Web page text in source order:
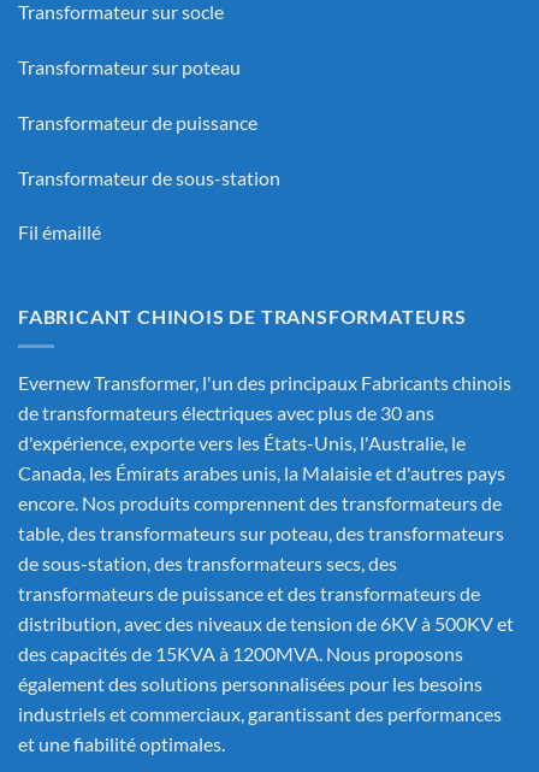
Transformateur sur socle
Transformateur sur poteau
Transformateur de puissance
Transformateur de sous-station
Fil émaillé
FABRICANT CHINOIS DE TRANSFORMATEURS
Evernew Transformer, l'un des principaux Fabricants chinois
de transformateurs électriquesavec plus de 30 ans
d'expérience, exporte vers les États-Unis, l'Australie, le
Canada, les Émirats arabes unis, la Malaisie et d'autres pays
encore. Nos produits comprennent des transformateurs de
table, des transformateurs sur poteau, des transformateurs
de sous-station, des transformateurs secs, des
transformateurs de puissance et des transformateurs de
distribution, avec des niveaux de tension de 6KV à 500KV et
des capacités de 15KVA à 1200MVA. Nous proposons
également des solutions personnalisées pour les besoins
industriels et commerciaux, garantissant des performances
et une fiabilité optimales.